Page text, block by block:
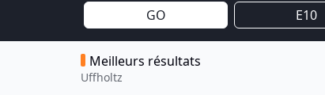
GO E10
Meilleurs résultats
Uffholtz